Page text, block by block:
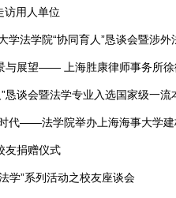
访用人单位
学法学院“协同育人”恳谈会暨涉
与展望—— 上海胜康律师事务所
恳谈会暨法学专业入选国家级一
代——法学院举办上海海事大学
友捐赠仪式
学”系列活动之校友座谈会